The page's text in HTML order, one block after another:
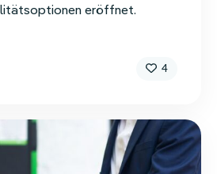
4
eröffnet.